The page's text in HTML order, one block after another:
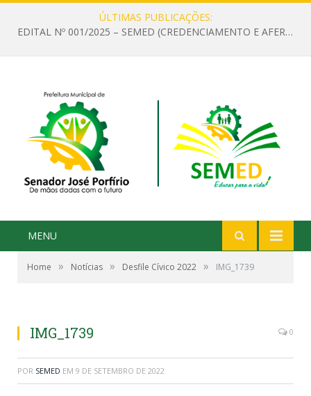
ÚLTIMAS PUBLICAÇÕES:
EDITAL Nº 001/2025 – SEMED (CREDENCIAMENTO E AFERIÇÃO DE CRITÉRIOS TÉCNICOS DE MÉRITO E DESEMPENHO PARA PROVIMENTO DO CARGO OU FUNÇÃO DE GESTOR ESCOLAR DAS UNIDADES DE ENSINO DA REDE MUNICIPAL DE SENADOR JO)
MENU
Home » Notícias » Desfile Cívico 2022 » IMG_1739
IMG_1739 0
POR SEMED EM 9 DE SETEMBRO DE 2022